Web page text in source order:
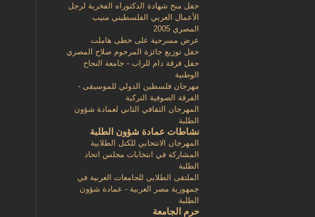
حفل منح شهادة الدكتوراه الفخرية لرجل
الأعمال العربي الفلسطيني منيب
المصري 2005
عرض مسرحية على خطى هاملت
حفل توزيع جائزة المرحوم صلاح المصري
حفل فرقة دام للراب - جامعة النجاح
الوطنية
مهرجان فلسطين الدولي للموسيقى -
الفرقة الصوفية التركية
المهرجان الثقافي الثاني لعمادة شؤون
الطلبة
نشاطات عمادة شؤون الطلبة
المهرجان الانتخابي للكتل الطلابية
المشاركة في انتخابات مجلس اتحاد
الطلبة
الملتقى الطلابي للجامعات العربية في
جمهورية مصر العربية - عمادة شؤون
الطلبة
حرم الجامعة